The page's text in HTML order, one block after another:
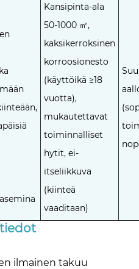
Kansipinta-ala
50-1000 ㎡,
kaksikerroksinen
korroosionesto
(käyttöikä ≥18
vuotta),
mukautettavat
toiminnalliset
hytit, ei-
itseliikkuva
(kiinteä
vaaditaan)
ilmainen takuu